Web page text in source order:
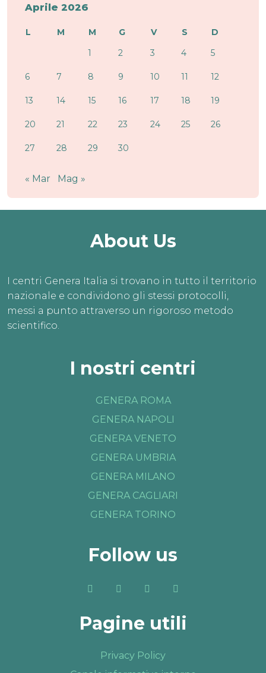
Aprile 2026
L M M G V S
D
1
2 3 4 5
6 7 8 9 10 11 12
13 14 15 16 17 18 19
20 21 22 23 24 25 26
27 28 29 30
« Mar Mag »
About Us
I centri Genera Italia si trovano in tutto il territorio
nazionale e condividono gli stessi protocolli,
messi a punto attraverso un rigoroso metodo
scientifico.
I nostri centri
GENERA ROMA
GENERA NAPOLI
GENERA VENETO
GENERA UMBRIA
GENERA MILANO
GENERA CAGLIARI
GENERA TORINO
Follow us
Pagine utili
Privacy Policy